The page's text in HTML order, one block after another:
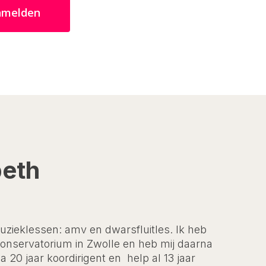
amv en dwarsfluitles. Ik heb
in Zwolle en heb mij daarna
20 jaar koordirigent en
help al 13 jaar